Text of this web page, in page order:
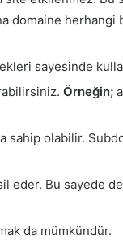
domaine
sayesinde
Örneğin;
sahip olabilir.
eder. Bu sayede
da mümkündür.